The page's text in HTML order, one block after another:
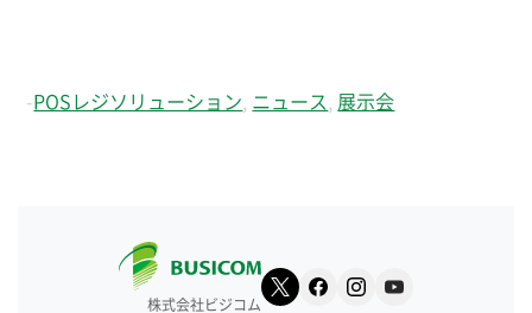
- POSレジソリューション ニュース 展示会
株式会社ビジコム